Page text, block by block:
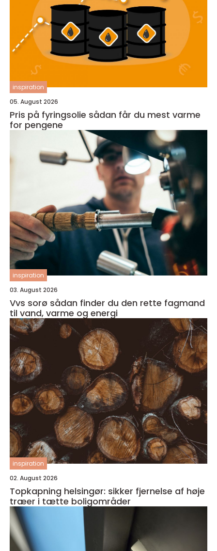
inspiration
05. August 2026
Pris på fyringsolie sådan får du mest varme
for pengene
inspiration
03. August 2026
Vvs sorø sådan finder du den rette fagmand
til vand, varme og energi
inspiration
02. August 2026
Topkapning helsingør: sikker fjernelse af høje
træer i tætte boligområder